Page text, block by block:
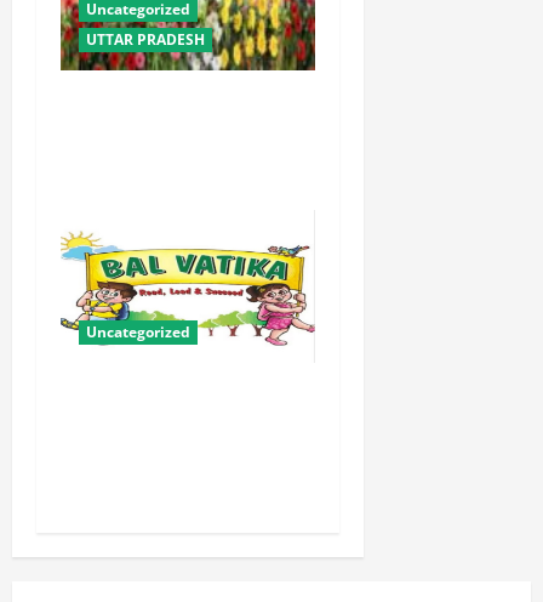
Uncategorized
UTTAR PRADESH
Uncategorized